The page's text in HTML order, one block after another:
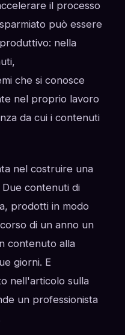
il processo
può essere
nella
che si conosce
nel proprio lavoro
da cui i contenuti
nel costruire una
contenuti di
prodotti in modo
di un anno un
contenuto alla
giorni. E
nell'articolo sulla
un professionista